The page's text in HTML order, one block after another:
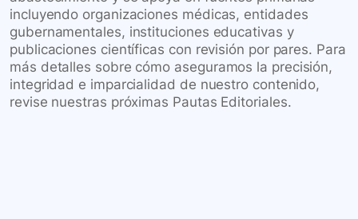
incluyendo organizaciones médicas, entidades
gubernamentales, instituciones educativas y
publicaciones científicas con revisión por pares. Para
más detalles sobre cómo aseguramos la precisión,
integridad e imparcialidad de nuestro contenido,
revise nuestras próximas Pautas Editoriales.